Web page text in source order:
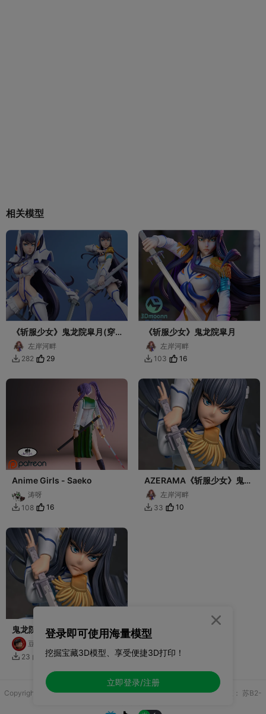
相关模型
《斩服少女》鬼龙院皐月(穿
衣裸身雙型態)
左岸河畔
 282 29
《斩服少女》鬼龙院皐月
左岸河畔
 103 16
Anime Girls - Saeko
涛呀
 108 16
AZERAMA《斩服少女》鬼龙
院皐月左岸河畔
 33 10
鬼龙院皐月 Satsuki Kiryuuin
斩服少女豆豆是大头
 23 9
Copyright © 2025 无锡控博科技有限公司 版权所有增值电信业务许可证： 苏B2-
登录即可使用海量模型
挖掘宝藏3D模型、享受便捷3D打印！
立即登录/注册
